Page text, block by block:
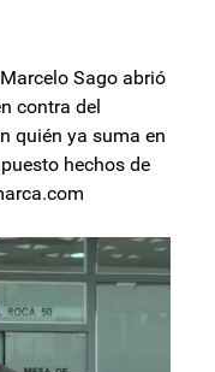
Sago abrió
contra del
quién ya suma en
hechos de